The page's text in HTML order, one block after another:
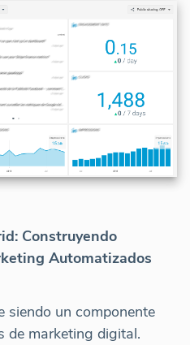
Construyendo
Automatizados
siendo un componente
de marketing digital.